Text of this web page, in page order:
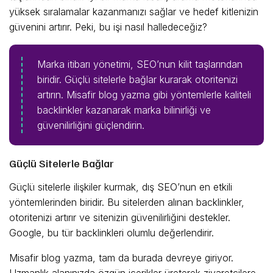
yüksek sıralamalar kazanmanızı sağlar ve hedef kitlenizin
güvenini artırır. Peki, bu işi nasıl halledeceğiz?
Marka itibarı yönetimi, SEO’nun kilit taşlarından
biridir. Güçlü sitelerle bağlar kurarak otoritenizi
artırın. Misafir blog yazma gibi yöntemlerle kaliteli
backlinkler kazanarak marka bilinirliği ve
güvenilirliğini güçlendirin.
Güçlü Sitelerle Bağlar
Güçlü sitelerle ilişkiler kurmak, dış SEO’nun en etkili
yöntemlerinden biridir. Bu sitelerden alınan backlinkler,
otoritenizi artırır ve sitenizin güvenilirliğini destekler.
Google, bu tür backlinkleri olumlu değerlendirir.
Misafir blog yazma, tam da burada devreye giriyor.